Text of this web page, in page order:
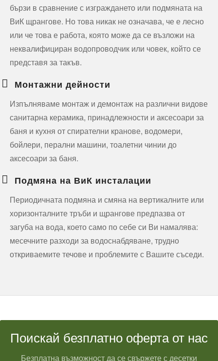
бързи в сравнение с изграждането или подмяната на
ВиК щрангове. Но това никак не означава, че е лесно
или че това е работа, която може да се възложи на
неквалифициран водопроводчик или човек, който се
представя за такъв.
Монтажни дейности
Изпълняваме монтаж и демонтаж на различни видове
санитарна керамика, принадлежности и аксесоари за
баня и кухня от спирателни кранове, водомери,
бойлери, перални машини, тоалетни чинии до
аксесоари за баня.
Подмяна на ВиК инсталации
Периодичната подмяна и смяна на вертикалните или
хоризонталните тръби и щрангове предпазва от
загуба на вода, което само по себе си Ви намалява:
месечните разходи за водоснабдяване, трудно
откриваемите течове и проблемите с Вашите съседи.
Поискай безплатно оферта от нас
Безплатна възможност да се свържете с десетки